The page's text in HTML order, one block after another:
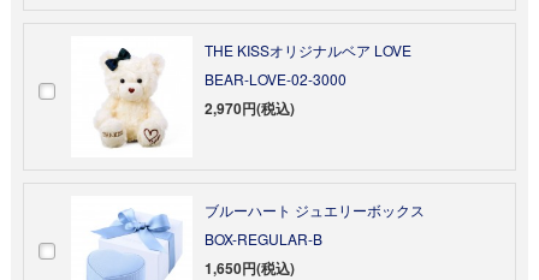
THE KISSオリジナルベア LOVE
BEAR-LOVE-02-3000
2,970円(税込)
ブルーハート ジュエリーボックス
BOX-REGULAR-B
1,650円(税込)